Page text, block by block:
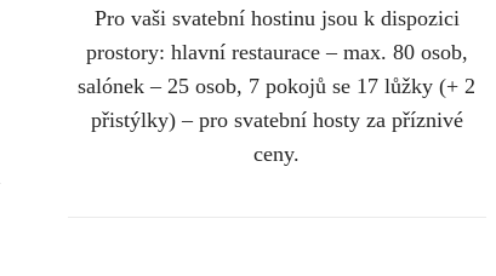
Pro vaši svatební hostinu jsou k dispozici
prostory: hlavní restaurace – max. 80 osob,
salónek – 25 osob, 7 pokojů se 17 lůžky (+ 2
přistýlky) – pro svatební hosty za příznivé
ceny.